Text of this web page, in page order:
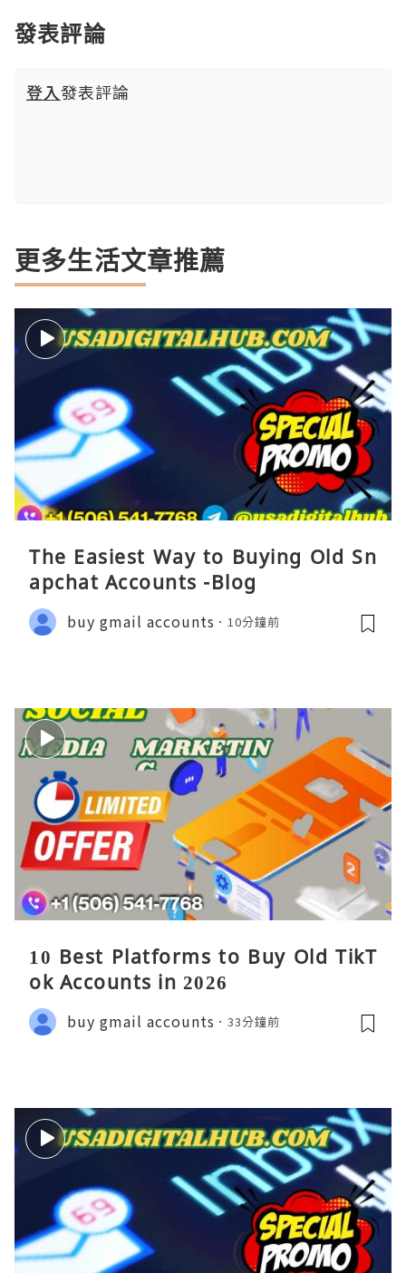
發表評論
登入發表評論
更多生活文章推薦
The Easiest Way to Buying Old Sn
apchat Accounts -Blog
buy gmail accounts 10分鐘前
10 Best Platforms to Buy Old TikT
ok Accounts in 2026
buy gmail accounts 33分鐘前